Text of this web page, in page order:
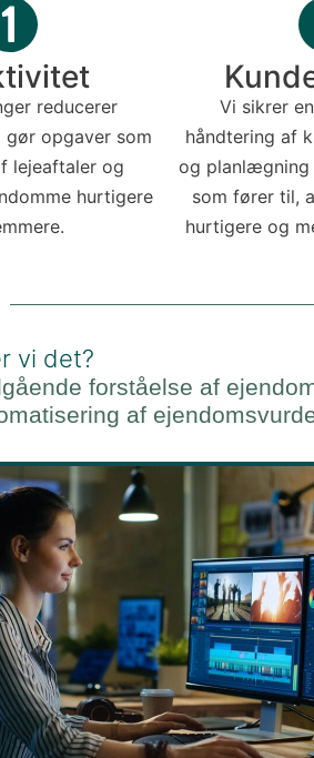
reducerer
opgaver som
lejeaftaler og
hurtigere
Vi sikrer
håndtering af
og planlægning
som fører til,
hurtigere og
vi det?
forståelse af
af